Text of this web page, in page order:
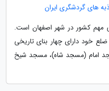
های گردشگری ایران
مهم کشور در شهر اصفهان است.
خود دارای چهار بنای تاریخی
امام (مسجد شاه)، مسجد شیخ